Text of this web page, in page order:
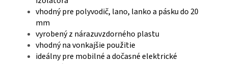
vhodný pre polyvodič, lano, lanko a pásku do 20
mm
vyrobený z nárazuvzdorného plastu
vhodný na vonkajšie použitie
ideálny pre mobilné a dočasné elektrické